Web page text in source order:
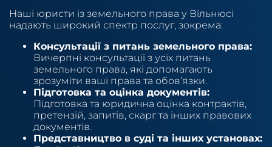
Наші юристи із земельного права у Вільнюсі
надають широкий спектр послуг, зокрема:
Консультації з питань земельного права:
Вичерпні консультації з усіх питань
земельного права, які допомагають
зрозуміти ваші права та обов’язки.
Підготовка та оцінка документів:
Підготовка та юридична оцінка контрактів,
претензій, запитів, скарг та інших правових
документів.
Представництво в суді та інших установах: